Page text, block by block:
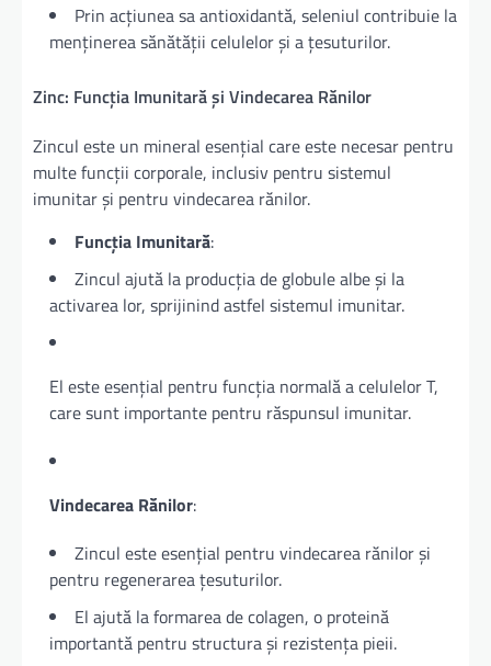
Prin acțiunea sa antioxidantă, seleniul contribuie la
menținerea sănătății celulelor și a țesuturilor.
Zinc: Funcția Imunitară și Vindecarea Rănilor
Zincul este un mineral esențial care este necesar pentru
multe funcții corporale, inclusiv pentru sistemul
imunitar și pentru vindecarea rănilor.
Funcția Imunitară:
Zincul ajută la producția de globule albe și la
activarea lor, sprijinind astfel sistemul imunitar.
El este esențial pentru funcția normală a celulelor T,
care sunt importante pentru răspunsul imunitar.
Vindecarea Rănilor:
Zincul este esențial pentru vindecarea rănilor și
pentru regenerarea țesuturilor.
El ajută la formarea de colagen, o proteină
importantă pentru structura și rezistența pieii.